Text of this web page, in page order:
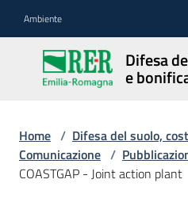
Ambiente
Difesa
e
Difesa
del
suolo,
bonifica
Home / Difesa del suolo,
Comunicazione /
COASTGAP - Joint action plant